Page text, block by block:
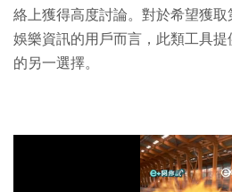
絡上獲得高度討論。對於希望獲
娛樂資訊的用戶而言，此類工具
的另一選擇。